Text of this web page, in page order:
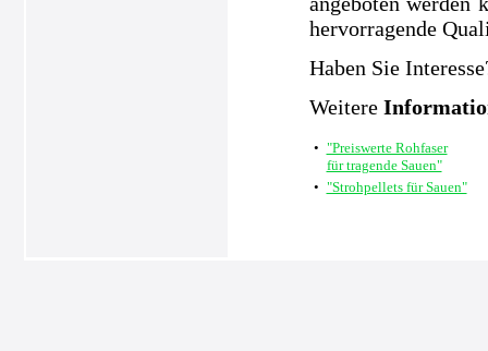
hervorragende
Haben Sie
Weitere
• "Preiswerte Rohfaser
für tragende Sauen"
• "Strohpellets für Sauen"